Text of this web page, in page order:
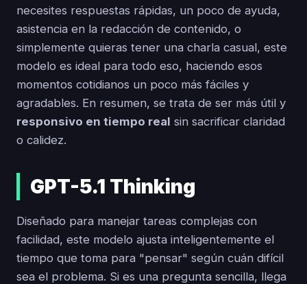
necesites respuestas rápidas, un poco de ayuda,
asistencia en la redacción de contenido, o
simplemente quieras tener una charla casual, este
modelo es ideal para todo eso, haciendo esos
momentos cotidianos un poco más fáciles y
agradables. En resumen, se trata de ser más útil y
responsivo en tiempo real sin sacrificar claridad
o calidez.
GPT-5.1 Thinking
Diseñado para manejar tareas complejas con
facilidad, este modelo ajusta inteligentemente el
tiempo que toma para "pensar" según cuán difícil
sea el problema. Si es una pregunta sencilla, llega